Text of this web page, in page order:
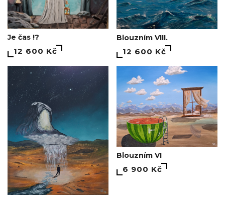
Je čas !?
12 600 Kč
Blouzním VIII.
12 600 Kč
Blouzním VI
6 900 Kč